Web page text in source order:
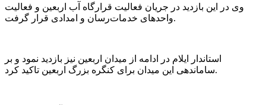
وی در این بازدید در جریان فعالیت‌ قرارگاه آب اربعین و فعالیت
واحد‌های خدمات‌رسان و امدادی قرار گرفت.
استاندار ایلام در ادامه از میدان اربعین نیز بازدید نمود و بر
ساماندهی این میدان برای کنگره بزرگ اربعین تاکید کرد.‌